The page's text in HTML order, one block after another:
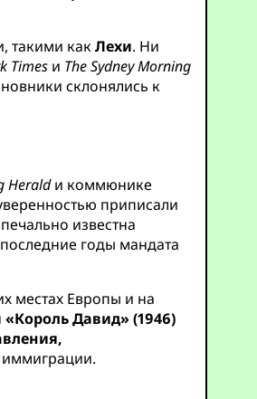
такими какЛехи. Ни
Times и The Sydney Morning
склонялись к
Heraldи коммюнике
приписали
известна
годы мандата
местах Европы и на
«Король Давид» (1946)
иммиграции.